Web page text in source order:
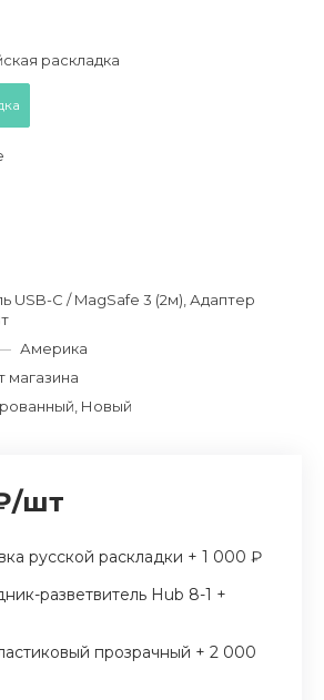
раскладка
USB-C / MagSafe 3 (2м), Адаптер
Америка
магазина
Новый
/шт
русской раскладки + 1 000 ₽
разветвитель Hub 8-1 +
прозрачный + 2 000